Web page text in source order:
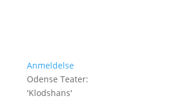
Anmeldelse
Odense Teater:
'Klodshans'